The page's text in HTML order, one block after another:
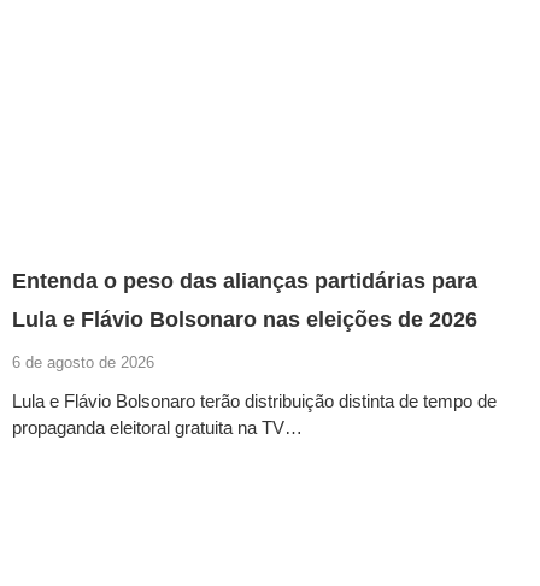
Entenda o peso das alianças partidárias para
Lula e Flávio Bolsonaro nas eleições de 2026
6 de agosto de 2026
Lula e Flávio Bolsonaro terão distribuição distinta de tempo de
propaganda eleitoral gratuita na TV…